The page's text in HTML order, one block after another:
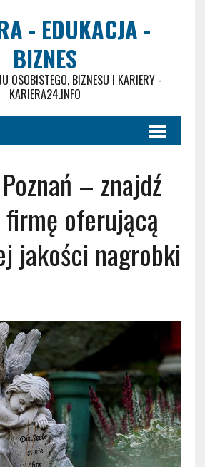
- EDUKACJA -
BIZNES
OSOBISTEGO, BIZNESU I KARIERY -
KARIERA24.INFO
– znajdź
firmę oferującą
jakości nagrobki